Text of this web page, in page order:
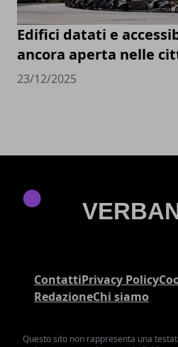
Edifici datati e
ancora aperta nelle
23/12/2025
ContattiPrivacy Policy
RedazioneChi siamo
Questo sito non rappresenta una